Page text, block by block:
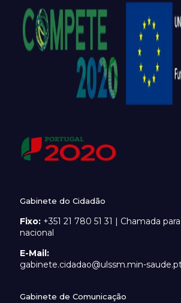
Gabinete do Cidadão
Fixo: +351 21 780 51 31 | Chamada
nacional
E-Mail:
gabinete.cidadao@ulssm.min-
Gabinete de Comunicação